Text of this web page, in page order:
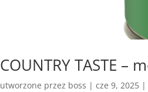
COUNTRY TASTE –
utworzone przez boss |cze 9, 2025 |